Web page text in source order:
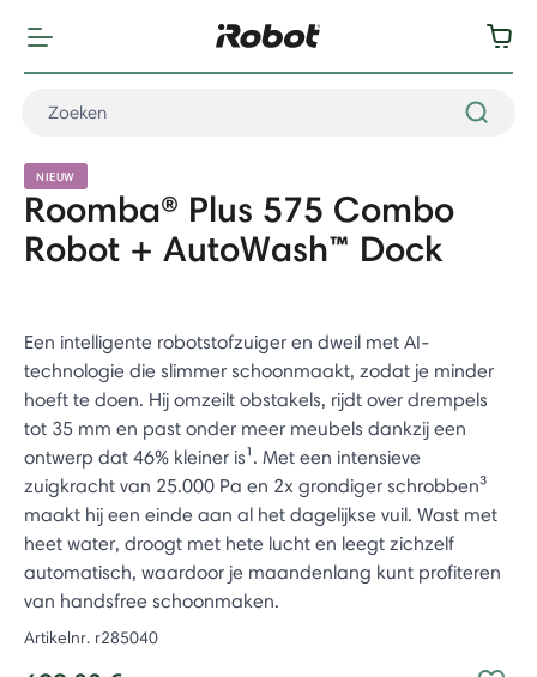
NIEUW
Roomba® Plus 575 Combo
Robot + AutoWash™ Dock
Een intelligente robotstofzuiger en dweil met AI-
technologie die slimmer schoonmaakt, zodat je minder
hoeft te doen. Hij omzeilt obstakels, rijdt over drempels
tot 35 mm en past onder meer meubels dankzij een
ontwerp dat 46% kleiner is¹. Met een intensieve
zuigkracht van 25.000 Pa en 2x grondiger schrobben³
maakt hij een einde aan al het dagelijkse vuil. Wast met
heet water, droogt met hete lucht en leegt zichzelf
automatisch, waardoor je maandenlang kunt profiteren
van handsfree schoonmaken.
Artikelnr. r285040